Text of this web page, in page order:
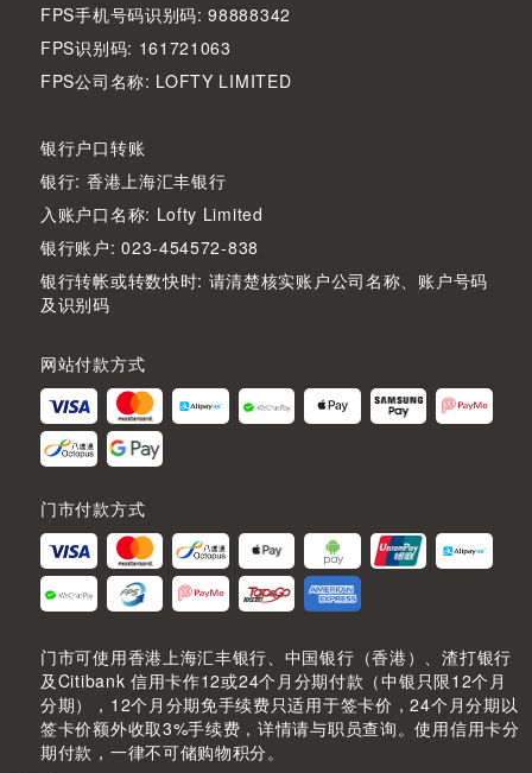
FPS手机号码识别码: 98888342
FPS识别码: 161721063
FPS公司名称: LOFTY LIMITED
银行户口转账
银行: 香港上海汇丰银行
入账户口名称: Lofty Limited
银行账户: 023-454572-838
银行转帐或转数快时: 请清楚核实账户公司名称、账户号码
及识别码
网站付款方式
门市付款方式
门市可使用香港上海汇丰银行、中国银行（香港）、渣打银行
及Citibank 信用卡作12或24个月分期付款（中银只限12个月
分期），12个月分期免手续费只适用于签卡价，24个月分期以
签卡价额外收取3%手续费，详情请与职员查询。使用信用卡分
期付款，一律不可储购物积分。